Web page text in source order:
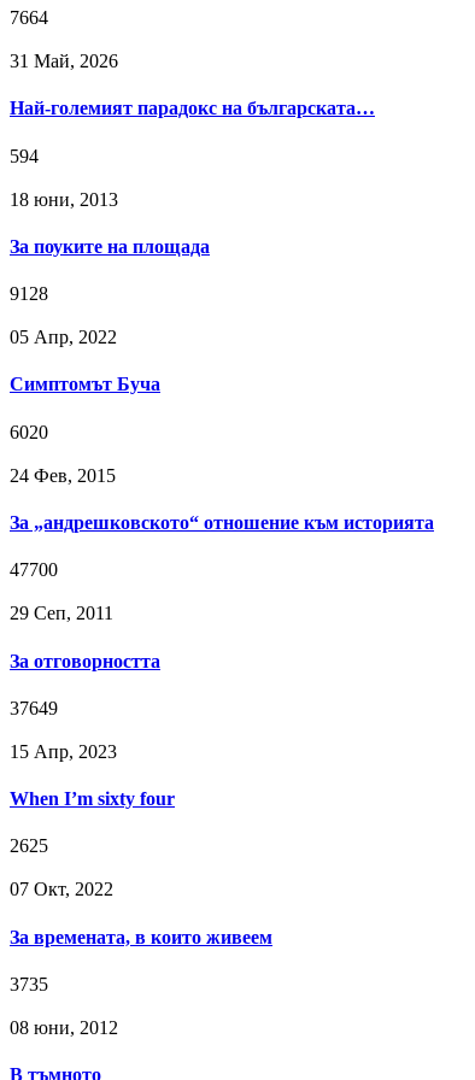
7664
31 Май, 2026
Най-големият парадокс на българската…
594
18 юни, 2013
За поуките на площада
9128
05 Апр, 2022
Симптомът Буча
6020
24 Фев, 2015
За „андрешковското“ отношение към историята
47700
29 Сeп, 2011
За отговорността
37649
15 Апр, 2023
When I’m sixty four
2625
07 Окт, 2022
За времената, в които живеем
3735
08 юни, 2012
В тъмното